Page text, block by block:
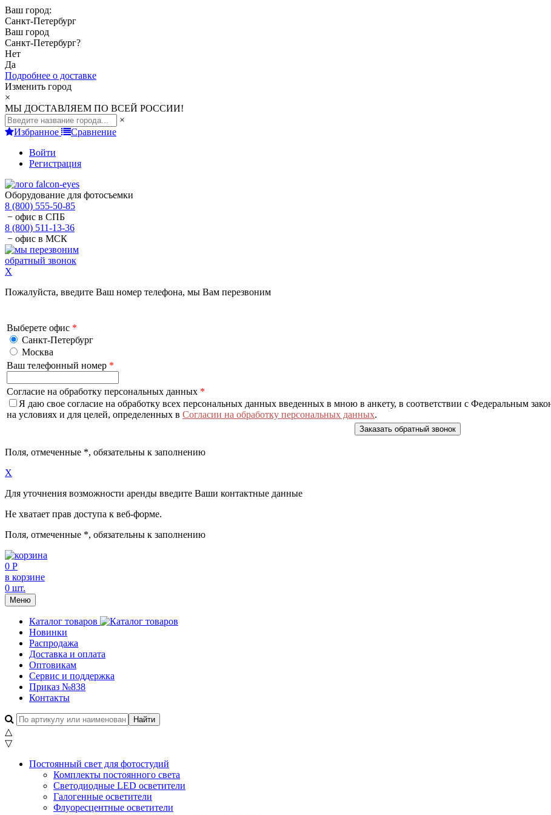
Ваш город:
Санкт-Петербург
Ваш город
Санкт-Петербург?
Нет
Да
Подробнее о доставке
Изменить город
×
МЫ ДОСТАВЛЯЕМ ПО ВСЕЙ РОССИИ!
×
Избранное
Сравнение
Войти
Регистрация
Оборудование для фотосъемки
8 (800) 555-50-85
− офис в СПБ
8 (800) 511-13-36
− офис в МСК
обратный звонок
X
Пожалуйста, введите Ваш номер телефона, мы Вам перезвоним
Выберете офис *
Санкт-Петербург
Москва
Ваш телефонный номер *
Согласие на обработку персональных данных *
Я даю свое согласие на обработку всех персональных данных введенных в мною в анкету, в соответствии с Федеральным
на условиях и для целей, определенных в Согласии на обработку персональных данных.
Поля, отмеченные *, обязательны к заполнению
X
Для уточнения возможности аренды введите Ваши контактные данные
Не хватает прав доступа к веб-форме.
Поля, отмеченные *, обязательны к заполнению
0 Р
в корзине
0 шт.
Меню
Каталог товаров
Новинки
Распродажа
Доставка и оплата
Оптовикам
Сервис и поддержка
Приказ №838
Контакты
△
▽
Постоянный свет для фотостудий
Комплекты постоянного света
Светодиодные LED осветители
Галогенные осветители
Флуоресцентные осветители